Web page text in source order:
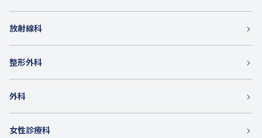
放射線科
整形外科
外科
女性診療科